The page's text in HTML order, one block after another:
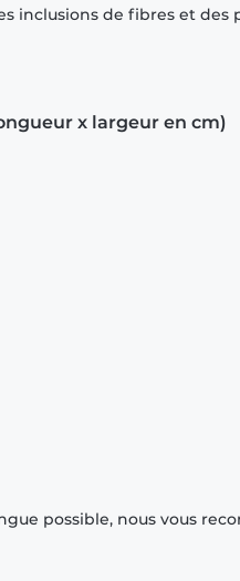
inclusions de fibres et
x largeur en cm)
possible, nous vous